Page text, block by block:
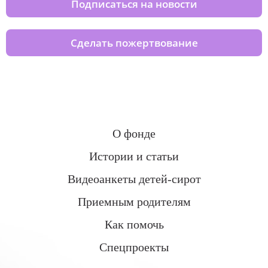
Подписаться на новости
Сделать пожертвование
О фонде
Истории и статьи
Видеоанкеты детей-сирот
Приемным родителям
Как помочь
Спецпроекты